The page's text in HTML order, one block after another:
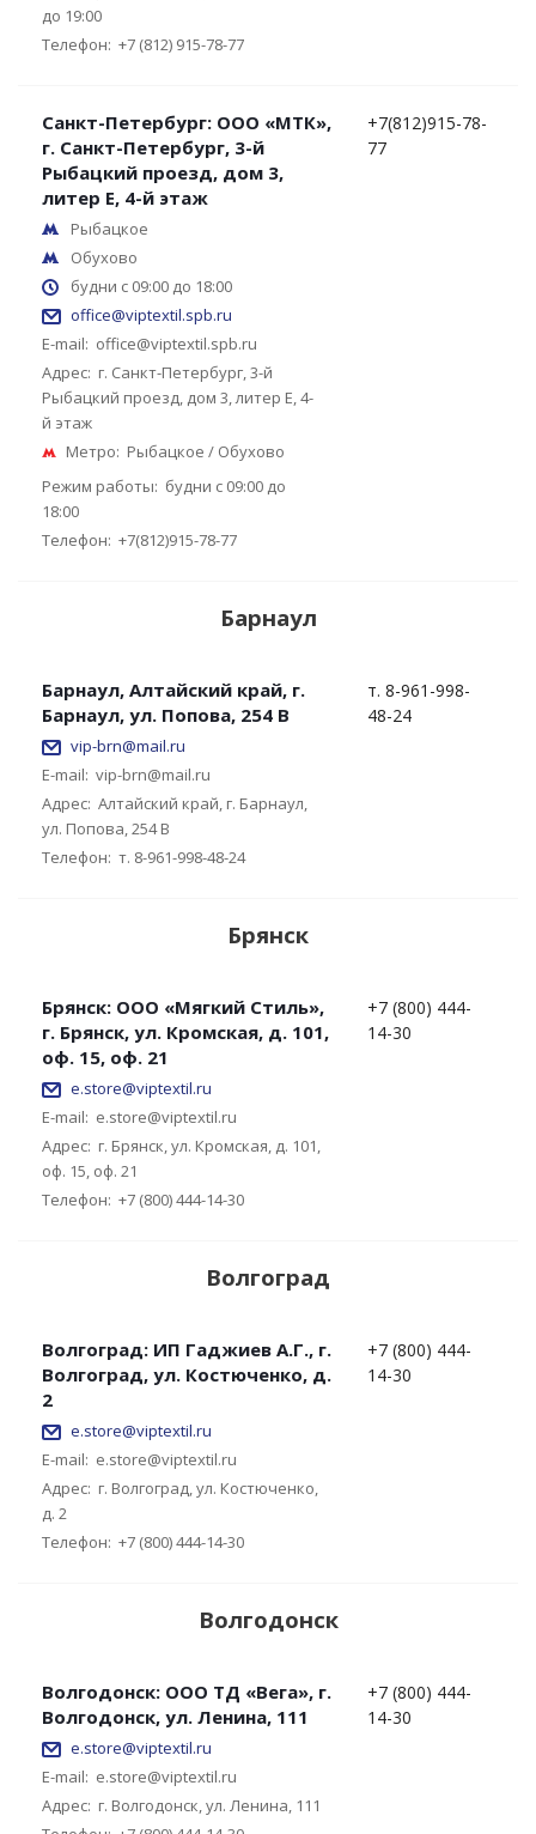
до 19:00
Телефон: +7 (812) 915-78-77
Санкт-Петербург: ООО «МТК»,
г. Санкт-Петербург, 3-й
Рыбацкий проезд, дом 3,
литер Е, 4-й этаж
Рыбацкое
Обухово
будни с 09:00 до 18:00
office@viptextil.spb.ru
E-mail: office@viptextil.spb.ru
Адрес: г. Санкт-Петербург, 3-й
Рыбацкий проезд, дом 3, литер Е, 4-
й этаж
Метро: Рыбацкое / Обухово
Режим работы: будни с 09:00 до
18:00
Телефон: +7(812)915-78-77
+7(812)915-78-
77
Барнаул
Барнаул, Алтайский край, г.
Барнаул, ул. Попова, 254 В
vip-brn@mail.ru
E-mail: vip-brn@mail.ru
Адрес: Алтайский край, г. Барнаул,
ул. Попова, 254 В
Телефон: т. 8-961-998-48-24
т. 8-961-998-
48-24
Брянск
Брянск: ООО «Мягкий Стиль»,
г. Брянск, ул. Кромская, д. 101,
оф. 15, оф. 21
e.store@viptextil.ru
E-mail: e.store@viptextil.ru
Адрес: г. Брянск, ул. Кромская, д. 101,
оф. 15, оф. 21
Телефон: +7 (800) 444-14-30
+7 (800) 444-
14-30
Волгоград
Волгоград: ИП Гаджиев А.Г., г.
Волгоград, ул. Костюченко, д.
2
e.store@viptextil.ru
E-mail: e.store@viptextil.ru
Адрес: г. Волгоград, ул. Костюченко,
д. 2
Телефон: +7 (800) 444-14-30
+7 (800) 444-
14-30
Волгодонск
Волгодонск: ООО ТД «Вега», г.
Волгодонск, ул. Ленина, 111
e.store@viptextil.ru
E-mail: e.store@viptextil.ru
Адрес: г. Волгодонск, ул. Ленина, 111
+7 (800) 444-
14-30